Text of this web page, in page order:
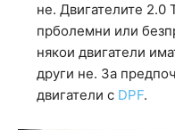
не. Двигателите 2.0
прболемни или
някои двигатели
други не. За
двигатели с DPF.